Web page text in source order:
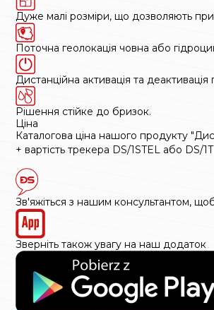
Дуже малі розміри, що дозволяють
Поточна геолокація човна або
Дистанційна активація та
Рішення стійке до бризок.
Ціна
Каталогова ціна нашого продукту
+ вартість трекера DS/1STEL або DS/
Зв'яжіться з нашим консультантом,
Зверніть також увагу на наш додаток